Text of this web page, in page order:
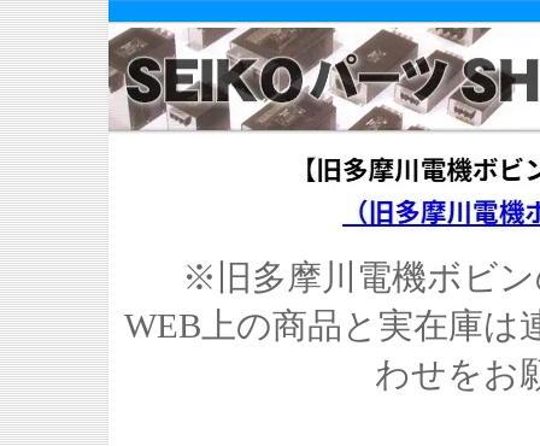
※旧多摩川電機ボビ
WEB上の商品と実在庫
わせをお